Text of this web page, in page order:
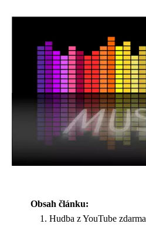
Obsah článku:
Hudba z YouTube zdarma